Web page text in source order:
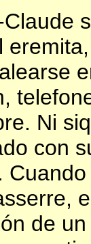
Ni
con
de